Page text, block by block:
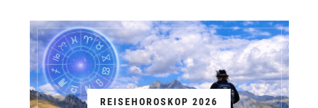
REISEHOROSKOP 2026